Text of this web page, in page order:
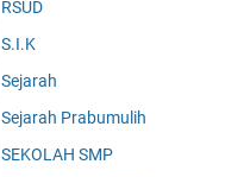
RSUD
S.I.K
Sejarah
Sejarah Prabumulih
SEKOLAH SMP